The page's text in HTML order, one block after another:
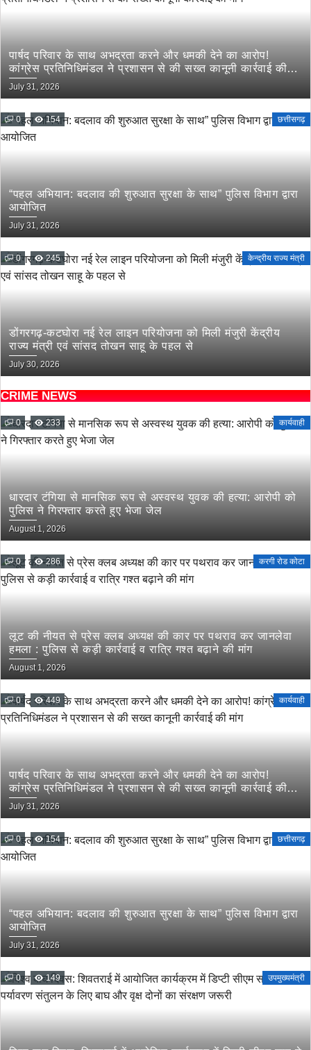
पार्षद परिवार के साथ अभद्रता करने और धमकी देने का आरोप!
कांग्रेस प्रतिनिधिमंडल ने प्रशासन से की सख्त कानूनी कार्रवाई की
मांग
July 31, 2026
0 154 छत्तीसगढ़
“पहल अभियान: बदलाव की शुरुआत सुरक्षा के साथ” पुलिस विभाग द्वारा
आयोजित
July 31, 2026
0 245 केन्द्रीय राज्य मंत्री
डोंगरगढ़-कटघोरा नई रेल लाइन परियोजना को मिली मंजुरी केंद्रीय
राज्य मंत्री एवं सांसद तोखन साहू के पहल से
July 30, 2026
CRIME NEWS
0 233 कार्यवाही
धारदार टंगिया से मानसिक रूप से अस्वस्थ युवक की हत्या: आरोपी को
पुलिस ने गिरफ्तार करते हुए भेजा जेल
August 1, 2026
0 286 करगी रोड कोटा
लूट की नीयत से प्रेस क्लब अध्यक्ष की कार पर पथराव कर जानलेवा
हमला : पुलिस से कड़ी कार्रवाई व रात्रि गश्त बढ़ाने की मांग
August 1, 2026
0 449 कार्यवाही
पार्षद परिवार के साथ अभद्रता करने और धमकी देने का आरोप!
कांग्रेस प्रतिनिधिमंडल ने प्रशासन से की सख्त कानूनी कार्रवाई की
मांग
July 31, 2026
0 154 छत्तीसगढ़
“पहल अभियान: बदलाव की शुरुआत सुरक्षा के साथ” पुलिस विभाग द्वारा
आयोजित
July 31, 2026
0 149 उपमुख्यमंत्री